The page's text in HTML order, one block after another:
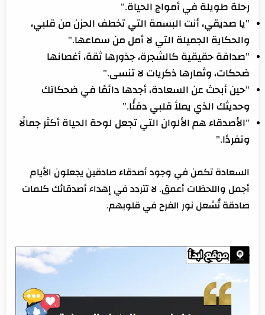
رحلة طويلة في أمواج الحياة."
"يا صديقي، أنت البسمة التي تخطف الحزن من قلبي،
والحكاية الجميلة التي لا أمل من سماعها."
"صداقة حقيقية كالشجرة، جذورها ثقة، أغصانها
ضحكات، وثمارها ذكريات لا تنسى."
"حين أبحث عن السعادة، أجدها دائمًا في ضحكاتك
وحديثك الذي يملأ قلبي دفئًا."
"الأصدقاء هم الألوان التي تجعل لوحة الحياة أكثر جمالًا
وتفردًا."
السعادة تكمن في وجود أصدقاء صادقين يجعلون الأيام
أجمل واللحظات أعمق. لا تتردد في إهداء أصدقائك كلمات
صادقة تُشعل نور الفرح في قلوبهم.